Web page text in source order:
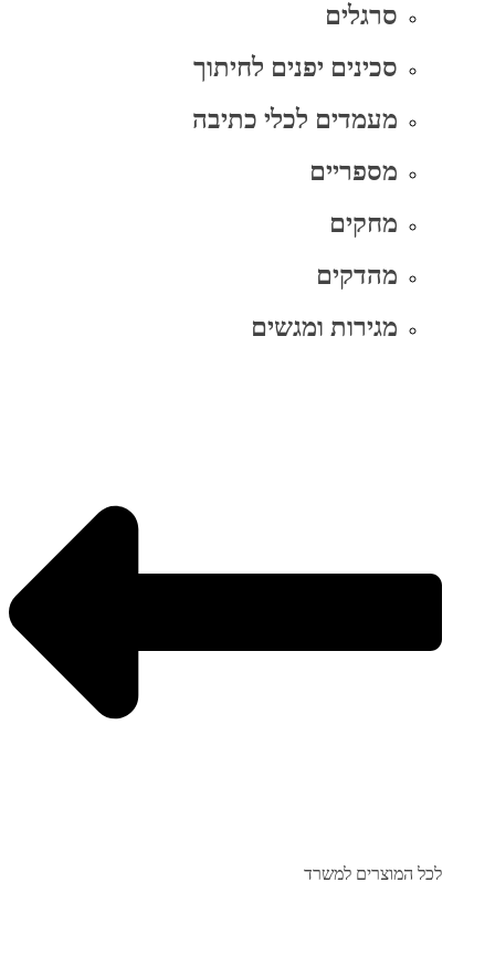
סרגלים
סכינים יפנים לחיתוך
מעמדים לכלי כתיבה
מספריים
מחקים
מהדקים
מגירות ומגשים
לכל המוצרים למשרד